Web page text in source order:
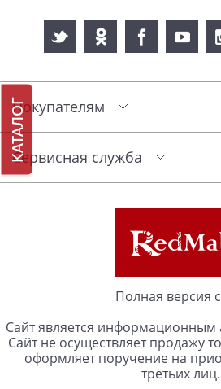
КАТАЛОГ
Покупателям
Сервисная служба
Полная версия
Сайт является информационным
Сайт не осуществляет продажу
оформляет поручение на
третьих